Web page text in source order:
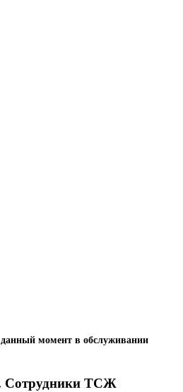
момент в обслуживании
Сотрудники ТСЖ